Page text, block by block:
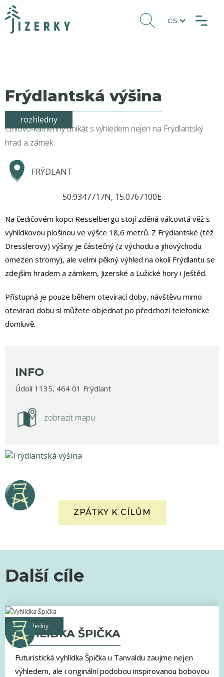
CS
Frýdlantská výšina
rozhledny
Cihlovo-kamenný unikát s výhledem nejen na Frýdlantský
hrad a zámek
FRÝDLANT
50.9347717N, 15.0767100E
Na čedičovém kopci Resselbergu stojí zděná válcovitá věž s
vyhlídkovou plošinou ve výšce 18,6 metrů. Z Frýdlantské (též
Dresslerovy) výšiny je částečný (z východu a jihovýchodu
omezen stromy), ale velmi pěkný výhled na okolí Frýdlantu se
zdejším hradem a zámkem, Jizerské a Lužické hory i Ještěd.
Přístupná je pouze během otevírací doby, návštěvu mimo
otevírací dobu si můžete objednat po předchozí telefonické
domluvě.
INFO
Údolí 1135, 464 01 Frýdlant
zobrazit mapu
ZPÁTKY K CÍLŮM
Další cíle
rozhledny
VYHLÍDKA ŠPIČKA
Futuristická vyhlídka Špička u Tanvaldu zaujme nejen
výhledem, ale i originální podobou inspirovanou bobovou